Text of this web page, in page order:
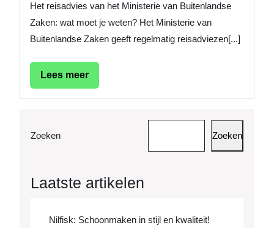
Het reisadvies van het Ministerie van Buitenlandse
Zaken: wat moet je weten? Het Ministerie van
Buitenlandse Zaken geeft regelmatig reisadviezen[...]
Lees meerLees
meer
Zoeken Zoeken
Laatste artikelen
Nilfisk: Schoonmaken in stijl en kwaliteit!